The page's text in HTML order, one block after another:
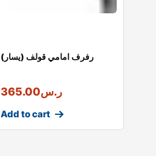
رفرف امامي قولف (يسار)
ر.س365.00
Add to cart